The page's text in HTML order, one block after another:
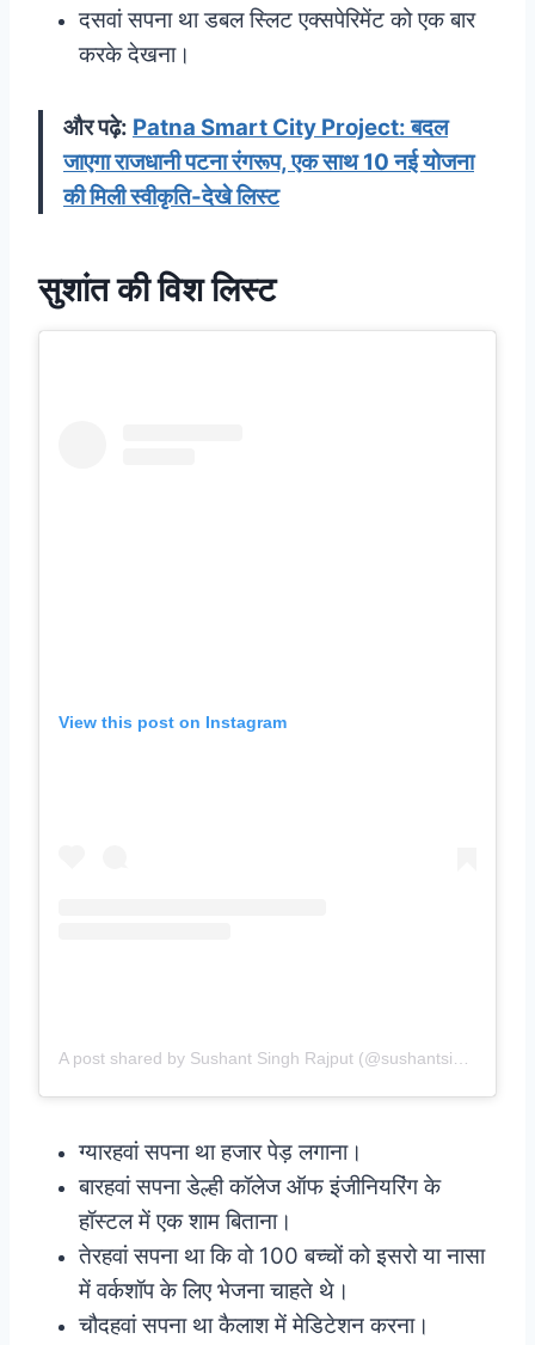
दसवां सपना था डबल स्लिट एक्सपेरिमेंट को एक बार
करके देखना।
और पढ़े: Patna Smart City Project: बदल
जाएगा राजधानी पटना रंगरूप, एक साथ 10 नई योजना
की मिली स्वीकृति-देखे लिस्ट
सुशांत की विश लिस्ट
View this post on Instagram
ग्यारहवां सपना था हजार पेड़ लगाना।
बारहवां सपना डेल्ही कॉलेज ऑफ इंजीनियरिंग के
हॉस्टल में एक शाम बिताना।
तेरहवां सपना था कि वो 100 बच्चों को इसरो या नासा
में वर्कशॉप के लिए भेजना चाहते थे।
चौदहवां सपना था कैलाश में मेडिटेशन करना।